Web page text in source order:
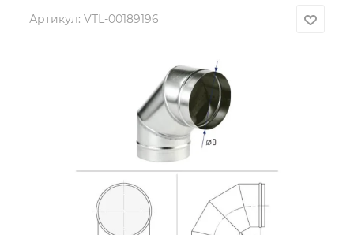
Артикул: VTL-00189196